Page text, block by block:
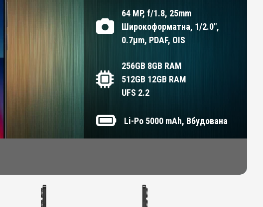
64 MP, f/1.8, 25mm
Широкоформатна, 1/2.0",
0.7µm, PDAF, OIS
256GB 8GB RAM
512GB 12GB RAM
UFS 2.2
Li-Po 5000 mAh, Вбудована